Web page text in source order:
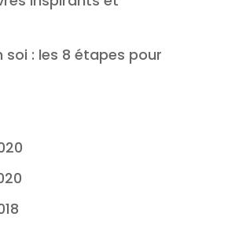
soi : les 8 étapes pour